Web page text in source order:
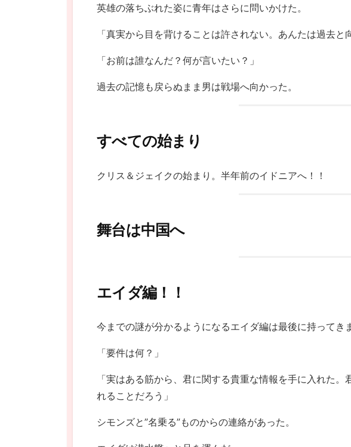
英雄の落ちぶれた姿に青年はさらに問いかけた。
「真実から目を背けることは許されない。あんたは過去と
「お前は誰なんだ？何が言いたい？」
過去の記憶も戻らぬまま男は戦場へ向かった。
すべての始まり
クリス＆ジェイクの始まり。半年前のイドニアへ！！
舞台は中国へ
エイダ編！！
今までの謎が分かるようになるエイダ編は最後に持ってき
「要件は何？」
「実はある筋から、君に関する貴重な情報を手に入れた
れることだろう」
シモンズと”名乗る”ものからの連絡があった。